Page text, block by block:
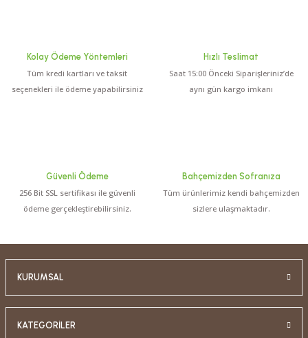
Kolay Ödeme Yöntemleri
Tüm kredi kartları ve taksit
seçenekleri ile ödeme yapabilirsiniz
Hızlı Teslimat
Saat 15:00 Önceki Siparişleriniz’de
aynı gün kargo imkanı
Güvenli Ödeme
256 Bit SSL sertifikası ile güvenli
ödeme gerçekleştirebilirsiniz.
Bahçemizden Sofranıza
Tüm ürünlerimiz kendi bahçemizden
sizlere ulaşmaktadır.
KURUMSAL
KATEGORİLER